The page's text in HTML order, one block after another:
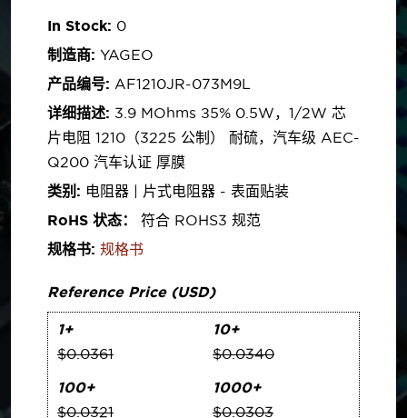
In Stock: 0
制造商: YAGEO
产品编号: AF1210JR-073M9L
详细描述: 3.9 MOhms ±5% 0.5W，1/2W 芯
片电阻 1210（3225 公制） 耐硫，汽车级 AEC-
Q200 汽车认证 厚膜
类别: 电阻器 | 片式电阻器 - 表面贴装
RoHS 状态：
符合 ROHS3 规范
规格书: 规格书
Reference Price (USD)
1+
$0.0361
10+
$0.0340
100+
$0.0321
1000+
$0.0303